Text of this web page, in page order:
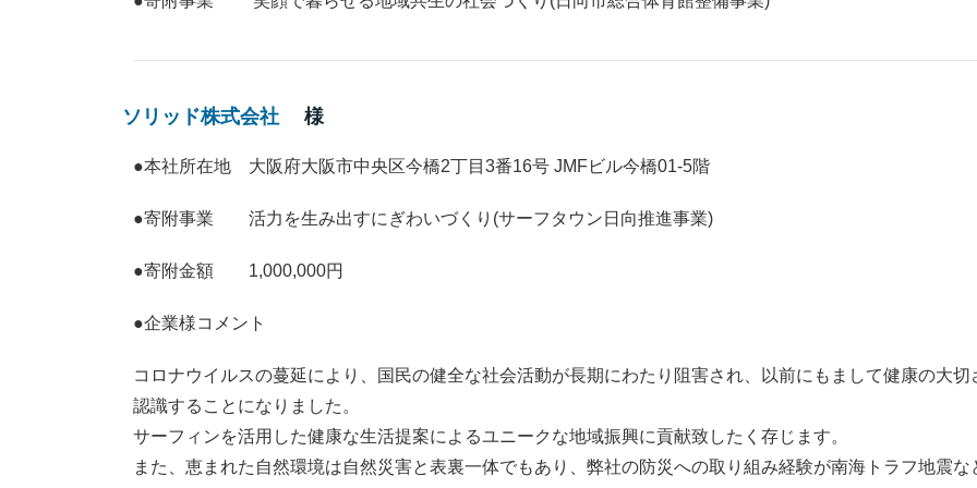
ソリッド株式会社 様
●本社所在地 大阪府大阪市中央区今橋2丁目3番16号 JMFビル今橋01-5階
●寄附事業 活力を生み出すにぎわいづくり(サーフタウン日向推進事業)
●寄附金額 1,000,000円
●企業様コメント
コロナウイルスの蔓延により、国民の健全な社会活動が長期にわたり阻害され、以前にもまして健康の大切
認識することになりました。
サーフィンを活用した健康な生活提案によるユニークな地域振興に貢献致したく存じます。
また、恵まれた自然環境は自然災害と表裏一体でもあり、弊社の防災への取り組み経験が南海トラフ地震な